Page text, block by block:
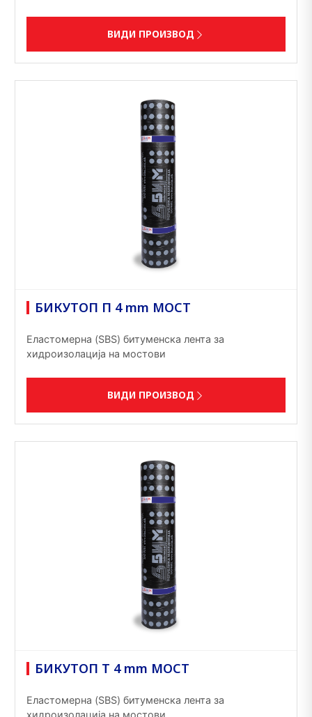
ВИДИ ПРОИЗВОД
БИКУТОП П 4 mm МОСТ
Еластомерна (SBS) битуменска лента за
хидроизолација на мостови
ВИДИ ПРОИЗВОД
БИКУТОП T 4 mm МОСТ
Еластомерна (SBS) битуменска лента за
хидроизолација на мостови